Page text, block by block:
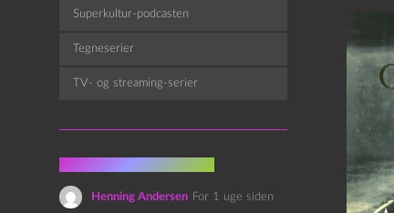
Superkultur-podcasten
Tegneserier
TV- og streaming-serier
Henning Andersen For 1 uge siden